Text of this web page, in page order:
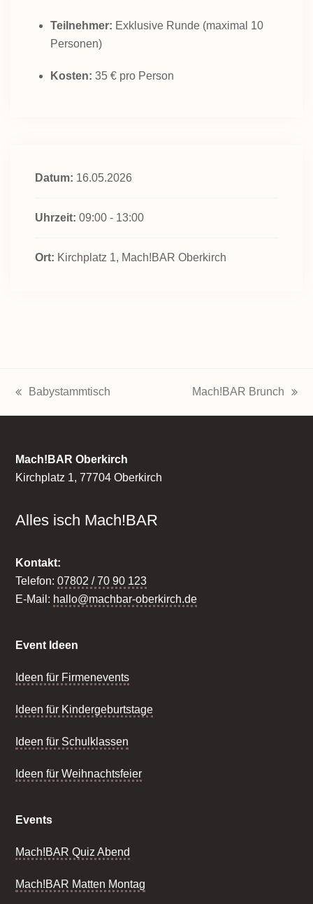
Teilnehmer: Exklusive Runde (maximal 10
Personen)
Kosten: 35 € pro Person
Datum: 16.05.2026
Uhrzeit: 09:00 - 13:00
Ort: Kirchplatz 1, Mach!BAR Oberkirch
vorheriger
Beitrag:
Babystammtisch
Beitrag:
Mach!BAR Brunch
Mach!BAR Oberkirch
Kirchplatz 1, 77704 Oberkirch
Alles isch Mach!BAR
Kontakt:
Telefon:07802 / 70 90 123
E-Mail: hallo@machbar-oberkirch.de
Event Ideen
Ideen für Firmenevents
Ideen für Kindergeburtstage
Ideen für Schulklassen
Ideen für Weihnachtsfeier
Events
Mach!BAR Quiz Abend
Mach!BAR Matten Montag